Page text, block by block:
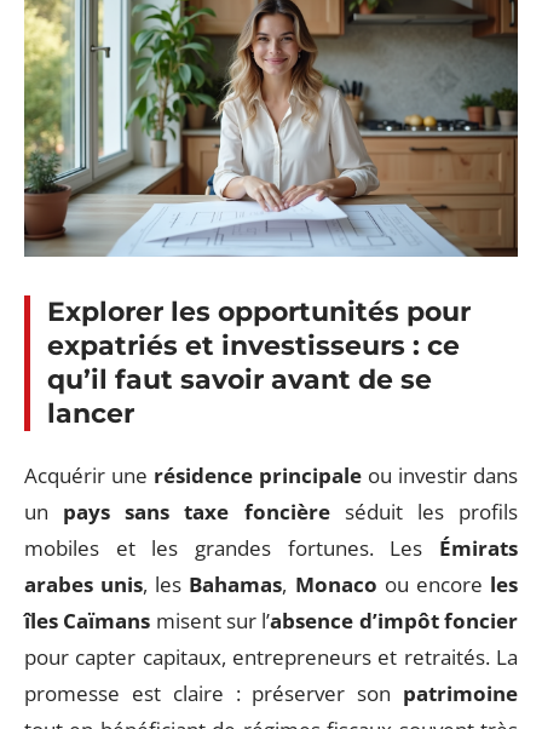
Explorer les opportunités pour
expatriés et investisseurs : ce
qu’il faut savoir avant de se
lancer
Acquérir une résidence principale ou investir dans
un pays sans taxe foncièreséduit les profils
mobiles et les grandes fortunes. Les Émirats
arabes unis, les Bahamas, Monaco ou encore les
îles Caïmans misent sur l’absence d’impôt foncier
pour capter capitaux, entrepreneurs et retraités. La
promesse est claire : préserver son patrimoine